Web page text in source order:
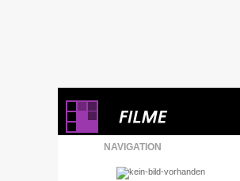
NAVIGATION